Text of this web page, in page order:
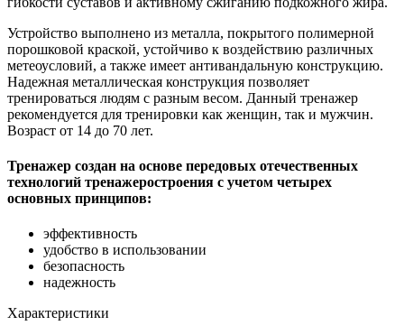
Устройство выполнено из металла, покрытого полимерной
порошковой краской, устойчиво к воздействию различных
метеоусловий, а также имеет антивандальную конструкцию.
Надежная металлическая конструкция позволяет
тренироваться людям с разным весом. Данный тренажер
рекомендуется для тренировки как женщин, так и мужчин.
Возраст от 14 до 70 лет.
Тренажер создан на основе передовых отечественных
технологий тренажеростроения с учетом четырех
основных принципов:
эффективность
удобство в использовании
безопасность
надежность
Характеристики